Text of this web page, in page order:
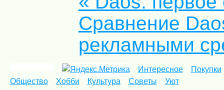
Сравнение
рекламными
Интересное
Покупки
Общество
Хобби Культура Советы Уют